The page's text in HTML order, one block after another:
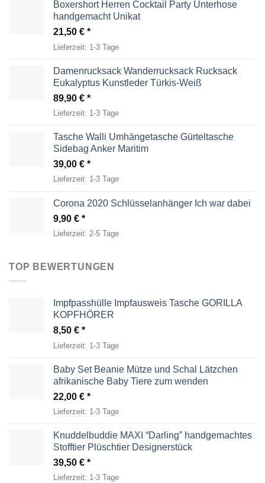
Boxershort Herren Cocktail Party Unterhose
handgemacht Unikat
21,50 €
Lieferzeit: 1-3 Tage
Damenrucksack Wanderrucksack Rucksack
Eukalyptus Kunstleder Türkis-Weiß
89,90 €
Lieferzeit: 1-3 Tage
Tasche Walli Umhängetasche Gürteltasche
Sidebag Anker Maritim
39,00 €
Lieferzeit: 1-3 Tage
Corona 2020 Schlüsselanhänger Ich war dabei
9,90 €
Lieferzeit: 2-5 Tage
TOP BEWERTUNGEN
Impfpasshülle Impfausweis Tasche GORILLA
KOPFHÖRER
8,50 €
Lieferzeit: 1-3 Tage
Baby Set Beanie Mütze und Schal Lätzchen
afrikanische Baby Tiere zum wenden
22,00 €
Lieferzeit: 1-3 Tage
Knuddelbuddie MAXI “Darling” handgemachtes
Stofftier Plüschtier Designerstück
39,50 €
Lieferzeit: 1-3 Tage